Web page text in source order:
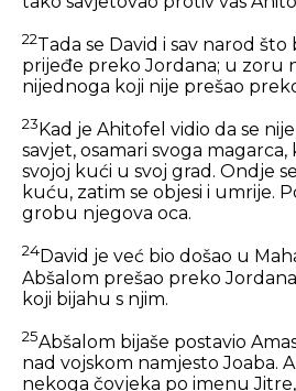
22Tada se David i sav narod što
prijeđe preko Jordana; u zoru
nijednoga koji nije prešao
23 Kad je Ahitofel vidio da se
savjet, osamari svoga
svojoj kući u svoj grad. Ondje
kuću, zatim se objesi i umrije.
grobu njegova oca.
24David je već bio došao u
Abšalom prešao preko
koji bijahu s njim.
25Abšalom bijaše postavio
nad vojskom namjesto Joaba.
nekoga čovjeka po imenu